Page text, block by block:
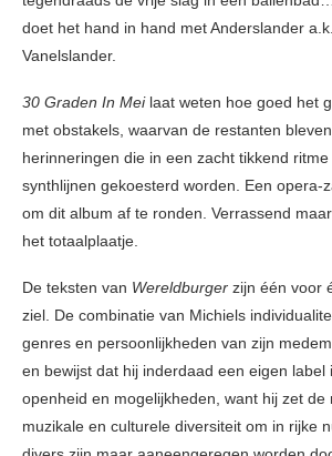
doet het hand in hand met Anderslander
Vanelslander.
30 Graden In Meilaat weten hoe goed het
met obstakels, waarvan de restanten
herinneringen die in een zacht tikkend
synthlijnen gekoesterd worden. Een opera-
om dit album af te ronden. Verrassend
het totaalplaatje.
De teksten van Wereldburger zijn één voor
ziel. De combinatie van Michiels
genres en persoonlijkheden van zijn
en bewijst dat hij inderdaad een eigen label
openheid en mogelijkheden, want hij zet de
muzikale en culturele diversiteit om in rijke